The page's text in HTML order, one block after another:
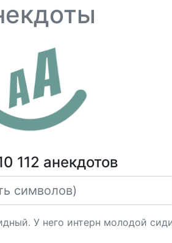
112 анекдотов
У него интерн молодой